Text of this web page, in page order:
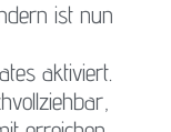
ist nun
aktiviert.